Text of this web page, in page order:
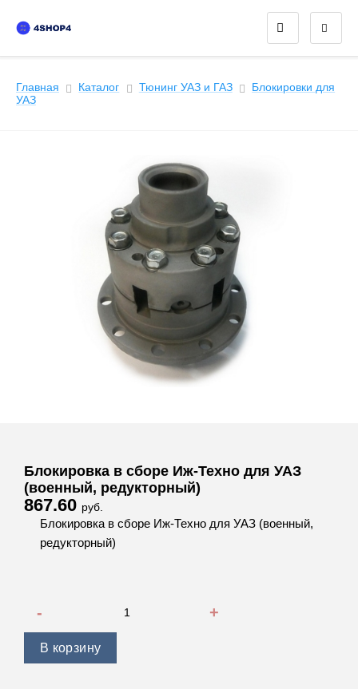
Главная Каталог Тюнинг УАЗ и ГАЗ
Блокировки для
УАЗ
Блокировка в сборе Иж-Техно для УАЗ
(военный, редукторный)
867.60 руб.
Блокировка в сборе Иж-Техно для УАЗ (военный,
редукторный)
В корзину